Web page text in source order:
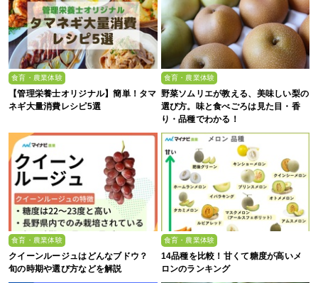
食育・農業体験
【管理栄養士オリジナル】簡単！タマ
ネギ大量消費レシピ5選
食育・農業体験
野菜ソムリエが教える、美味しい梨の
選び方。味と食べごろは見た目・香
り・品種でわかる！
食育・農業体験
クイーンルージュはどんなブドウ？
旬の時期や選び方などを解説
食育・農業体験
14品種を比較！甘くて糖度が高いメ
ロンのランキング